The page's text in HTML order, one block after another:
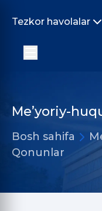
Tezkor havolalar
Me’yoriy-
Bosh sahifa
Qonunlar